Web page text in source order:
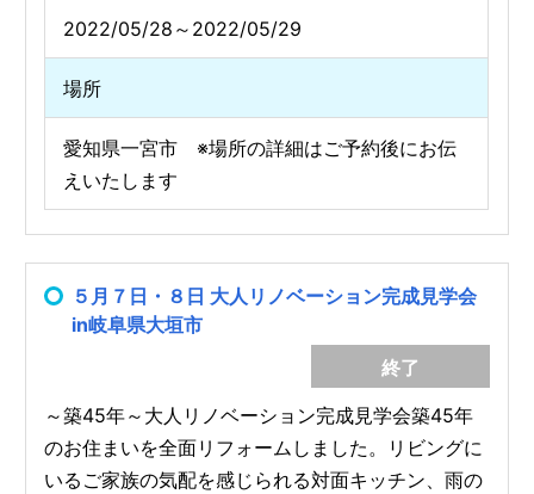
2022/05/28～2022/05/29
場所
愛知県一宮市 ※場所の詳細はご予約後にお伝
えいたします
５月７日・８日 大人リノベーション完成見学会
in岐阜県大垣市
終了
～築45年～大人リノベーション完成見学会築45年
のお住まいを全面リフォームしました。リビングに
いるご家族の気配を感じられる対面キッチン、雨の